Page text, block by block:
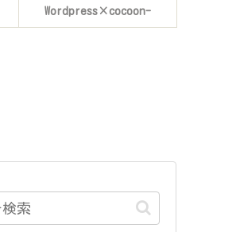
Wordpress×cocoon-